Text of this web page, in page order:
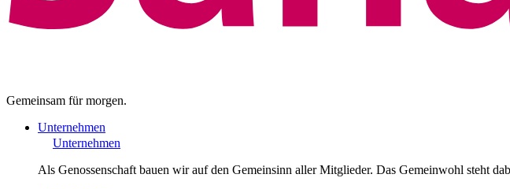
Gemeinsam für morgen.
Unternehmen
Unternehmen
Als Genossenschaft bauen wir auf den Gemeinsinn aller Mitglieder. Das Gemeinwohl steht